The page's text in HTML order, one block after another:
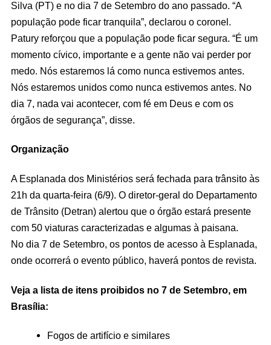
Silva (PT) e no dia 7 de Setembro do ano passado. “A
população pode ficar tranquila”, declarou o coronel.
Patury reforçou que a população pode ficar segura. “É um
momento cívico, importante e a gente não vai perder por
medo. Nós estaremos lá como nunca estivemos antes.
Nós estaremos unidos como nunca estivemos antes. No
dia 7, nada vai acontecer, com fé em Deus e com os
órgãos de segurança”, disse.
Organização
A Esplanada dos Ministérios será fechada para trânsito às
21h da quarta-feira (6/9). O diretor-geral do Departamento
de Trânsito (Detran) alertou que o órgão estará presente
com 50 viaturas caracterizadas e algumas à paisana.
No dia 7 de Setembro, os pontos de acesso à Esplanada,
onde ocorrerá o evento público, haverá pontos de revista.
Veja a lista de itens proibidos no 7 de Setembro, em
Brasília:
Fogos de artifício e similares